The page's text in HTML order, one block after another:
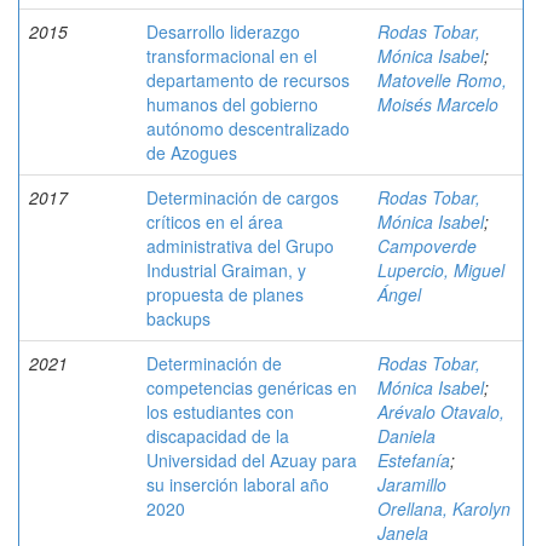
2015
Desarrollo liderazgo
transformacional en el
departamento de recursos
humanos del gobierno
autónomo descentralizado
de Azogues
Rodas Tobar,
Mónica Isabel;
Matovelle Romo,
Moisés Marcelo
2017
Determinación de cargos
críticos en el área
administrativa del Grupo
Industrial Graiman, y
propuesta de planes
backups
Rodas Tobar,
Mónica Isabel;
Campoverde
Lupercio, Miguel
Ángel
2021
Determinación de
competencias genéricas en
los estudiantes con
discapacidad de la
Universidad del Azuay para
su inserción laboral año
2020
Rodas Tobar,
Mónica Isabel;
Arévalo Otavalo,
Daniela
Estefanía;
Jaramillo
Orellana, Karolyn
Janela